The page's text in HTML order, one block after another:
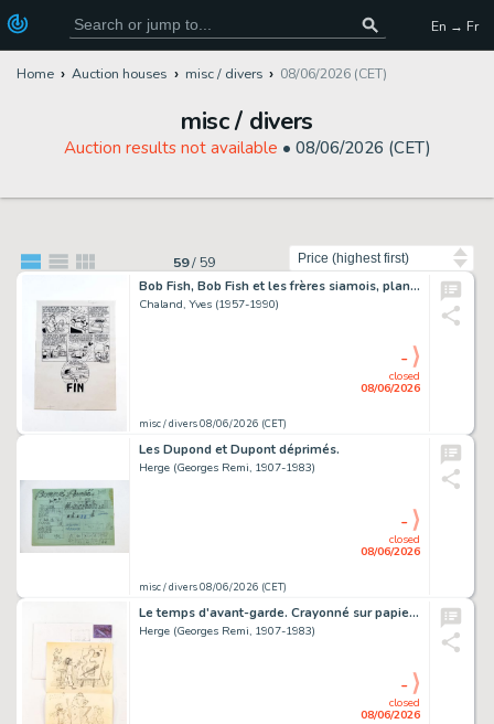
En → Fr
Home Auction houses misc / divers 08/06/2026 (CET)
misc / divers
Auction results not available • 08/06/2026 (CET)
59/ 59
Bob Fish, Bob Fish et les frères siamois, planche n°34 de fin de…
Chaland, Yves (1957-1990)
misc / divers 08/06/2026 (CET)
closed
08/06/2026
-
Les Dupond et Dupont déprimés.
Herge (Georges Remi, 1907-1983)
misc / divers 08/06/2026 (CET)
closed
08/06/2026
-
Le temps d'avant-garde. Crayonné sur papier à en-tête des Studios…
Herge (Georges Remi, 1907-1983)
closed
08/06/2026
-